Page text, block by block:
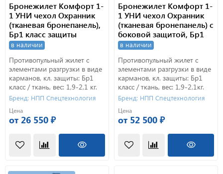
Бронежилет Комфорт 1-
1 УНИ чехол Охранник
(тканевая бронепанель),
Бр1 класс защиты
в наличии
Противопульный жилет с
элементами разгрузки в виде
карманов, кл. защиты: Бр1
класс / ткань, вес: 1,9-2,1 кг.
Бренд: НПП Спецтехнология
Цена
от 26 550 ₽
Бронежилет Комфорт 1-
1 УНИ чехол Охранник
(тканевая бронепанель) с
боковой защитой, Бр1
класс защиты. ПОЛНЫЙ
в наличии
Противопульный жилет с
элементами разгрузки в виде
карманов, кл. защиты: Бр1
класс / ткань, вес: 1,9-2,1кг.
Бренд: НПП Спецтехнология
Цена
от 52 500 ₽